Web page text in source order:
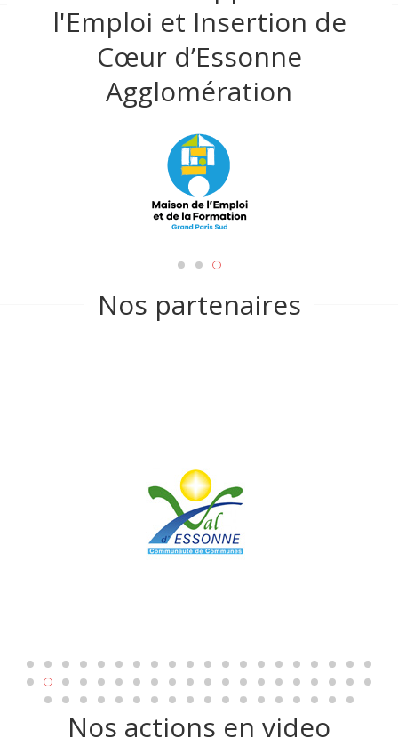
l'Emploi et Insertion de
Cœur d’Essonne
Agglomération
Nos partenaires
Nos actions en video